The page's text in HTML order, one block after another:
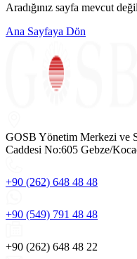
Aradığınız sayfa mevcut
Ana Sayfaya Dön
GOSB Yönetim Merkezi ve
Caddesi No:605 Gebze/
+90 (262) 648 48 48
+90 (549) 791 48 48
+90 (262) 648 48 22